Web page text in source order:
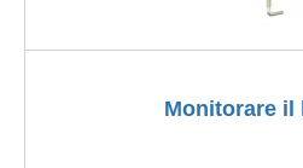
Monitorare il